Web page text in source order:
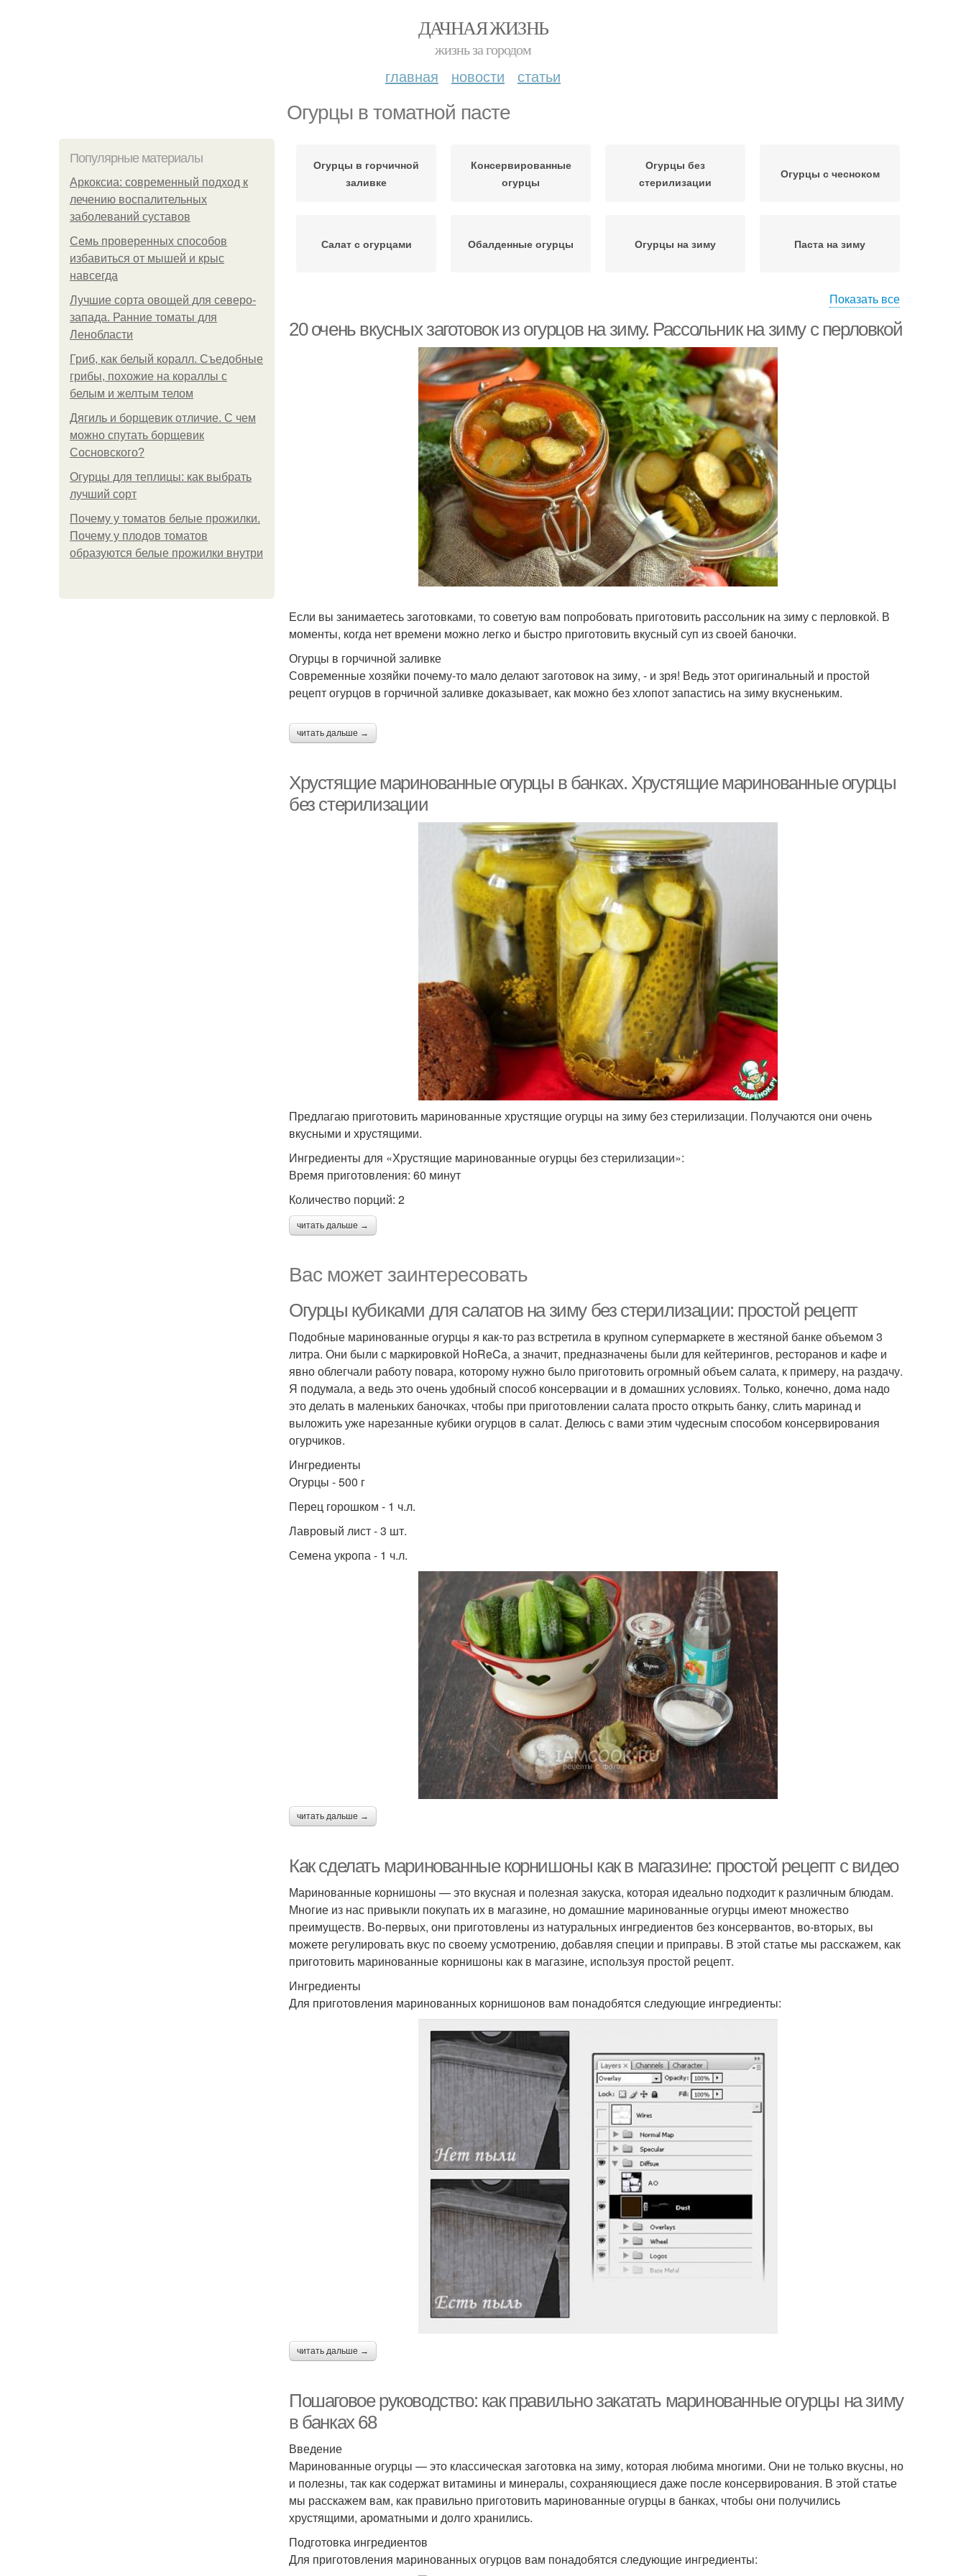
ДАЧНАЯ ЖИЗНЬ
жизнь за городом
главная новости статьи
Огурцы в томатной пасте
Популярные материалы
Аркоксиа: современный подход к
лечению воспалительных
заболеваний суставов
Семь проверенных способов
избавиться от мышей и крыс
навсегда
Лучшие сорта овощей для северо-
запада. Ранние томаты для
Ленобласти
Гриб, как белый коралл. Съедобные
грибы, похожие на кораллы с
белым и желтым телом
Дягиль и борщевик отличие. С чем
можно спутать борщевик
Сосновского?
Огурцы для теплицы: как выбрать
лучший сорт
Почему у томатов белые прожилки.
Почему у плодов томатов
образуются белые прожилки внутри
Огурцы в горчичной
заливке
Консервированные
огурцы
Огурцы без
стерилизации
Огурцы с чесноком
Салат с огурцами Обалденные огурцы Огурцы на зиму Паста на зиму
Показать все
20 очень вкусных заготовок из огурцов на зиму. Рассольник на зиму с перловкой
Если вы занимаетесь заготовками, то советую вам попробовать приготовить рассольник на зиму с перловкой. В
моменты, когда нет времени можно легко и быстро приготовить вкусный суп из своей баночки.
Огурцы в горчичной заливке
Современные хозяйки почему-то мало делают заготовок на зиму, - и зря! Ведь этот оригинальный и простой
рецепт огурцов в горчичной заливке доказывает, как можно без хлопот запастись на зиму вкусненьким.
читать дальше →
Хрустящие маринованные огурцы в банках. Хрустящие маринованные огурцы
без стерилизации
Предлагаю приготовить маринованные хрустящие огурцы на зиму без стерилизации. Получаются они очень
вкусными и хрустящими.
Ингредиенты для «Хрустящие маринованные огурцы без стерилизации»:
Время приготовления: 60 минут
Количество порций: 2
читать дальше →
Вас может заинтересовать
Огурцы кубиками для салатов на зиму без стерилизации: простой рецепт
Подобные маринованные огурцы я как-то раз встретила в крупном супермаркете в жестяной банке объемом 3
литра. Они были с маркировкой HoReCa, а значит, предназначены были для кейтерингов, ресторанов и кафе и
явно облегчали работу повара, которому нужно было приготовить огромный объем салата, к примеру, на раздачу.
Я подумала, а ведь это очень удобный способ консервации и в домашних условиях. Только, конечно, дома надо
это делать в маленьких баночках, чтобы при приготовлении салата просто открыть банку, слить маринад и
выложить уже нарезанные кубики огурцов в салат. Делюсь с вами этим чудесным способом консервирования
огурчиков.
Ингредиенты
Огурцы - 500 г
Перец горошком - 1 ч.л.
Лавровый лист - 3 шт.
Семена укропа - 1 ч.л.
читать дальше →
Как сделать маринованные корнишоны как в магазине: простой рецепт с видео
Маринованные корнишоны — это вкусная и полезная закуска, которая идеально подходит к различным блюдам.
Многие из нас привыкли покупать их в магазине, но домашние маринованные огурцы имеют множество
преимуществ. Во-первых, они приготовлены из натуральных ингредиентов без консервантов, во-вторых, вы
можете регулировать вкус по своему усмотрению, добавляя специи и приправы. В этой статье мы расскажем, как
приготовить маринованные корнишоны как в магазине, используя простой рецепт.
Ингредиенты
Для приготовления маринованных корнишонов вам понадобятся следующие ингредиенты:
читать дальше →
Пошаговое руководство: как правильно закатать маринованные огурцы на зиму
в банках 68
Введение
Маринованные огурцы — это классическая заготовка на зиму, которая любима многими. Они не только вкусны, но
и полезны, так как содержат витамины и минералы, сохраняющиеся даже после консервирования. В этой статье
мы расскажем вам, как правильно приготовить маринованные огурцы в банках, чтобы они получились
хрустящими, ароматными и долго хранились.
Подготовка ингредиентов
Для приготовления маринованных огурцов вам понадобятся следующие ингредиенты: